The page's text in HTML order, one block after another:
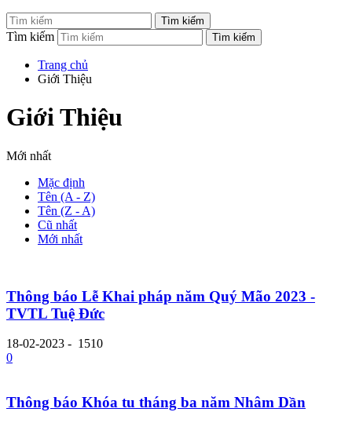
Tìm kiếm
Trang chủ
Giới Thiệu
Giới Thiệu
Mới nhất
Mặc định
Tên (A - Z)
Tên (Z - A)
Cũ nhất
Mới nhất
Thông báo Lễ Khai pháp năm Quý Mão 2023 -
TVTL Tuệ Đức
18-02-2023 - 1510
0
Thông báo Khóa tu tháng ba năm Nhâm Dần